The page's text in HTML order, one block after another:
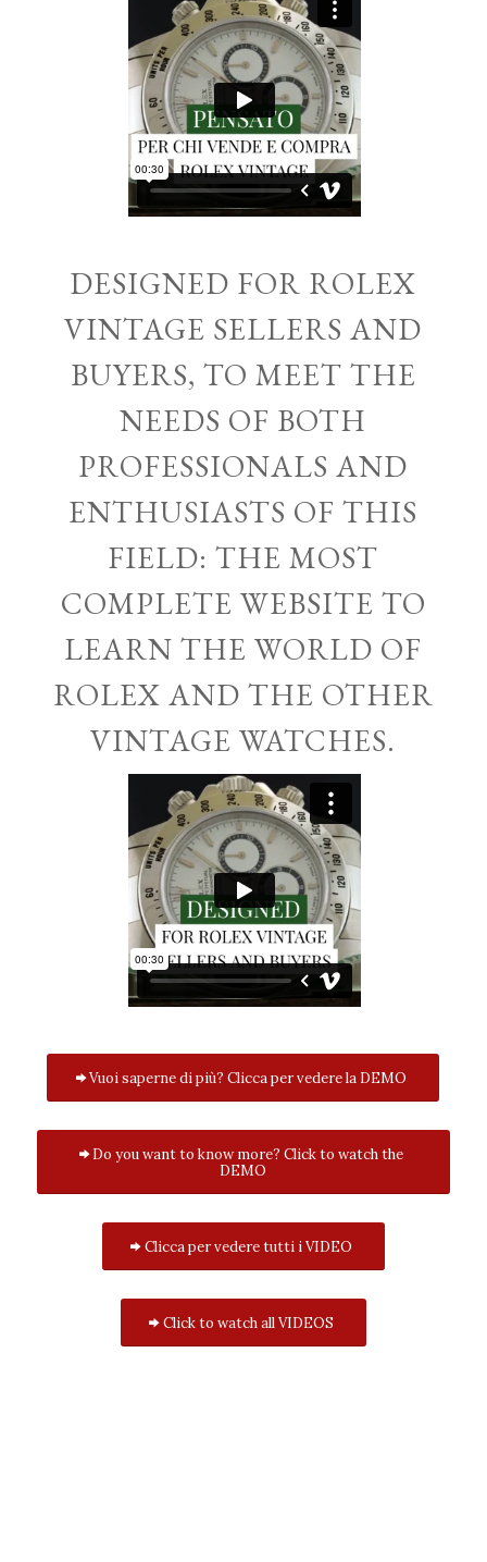
DESIGNED FOR ROLEX
VINTAGE SELLERS AND
BUYERS, TO MEET THE
NEEDS OF BOTH
PROFESSIONALS AND
ENTHUSIASTS OF THIS
FIELD: THE MOST
COMPLETE WEBSITE TO
LEARN THE WORLD OF
ROLEX AND THE OTHER
VINTAGE WATCHES.
Vuoi saperne di più? Clicca per vedere la DEMO
Do you want to know more? Click to watch the
DEMO
Clicca per vedere tutti i VIDEO
Click to watch all VIDEOS